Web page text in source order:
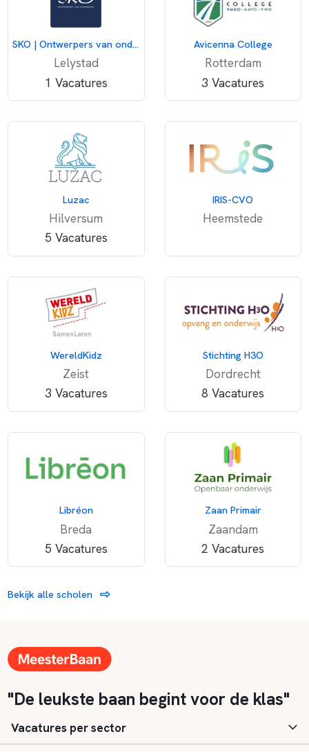
SKO | Ontwerpers van onderwijs
Lelystad
1 Vacatures
Avicenna College
Rotterdam
3 Vacatures
Luzac
Hilversum
5 Vacatures
IRIS-CVO
Heemstede
WereldKidz
Zeist
3 Vacatures
Stichting H3O
Dordrecht
8 Vacatures
Libréon
Breda
5 Vacatures
Zaan Primair
Zaandam
2 Vacatures
Bekijk alle scholen
"De leukste baan begint voor de klas"
Vacatures per sector